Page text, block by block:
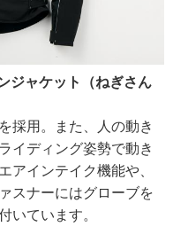
ジャケット（ねぎさん
採用。また、人の動き
イディング姿勢で動き
アインテイク機能や、
スナーにはグローブを
いています。